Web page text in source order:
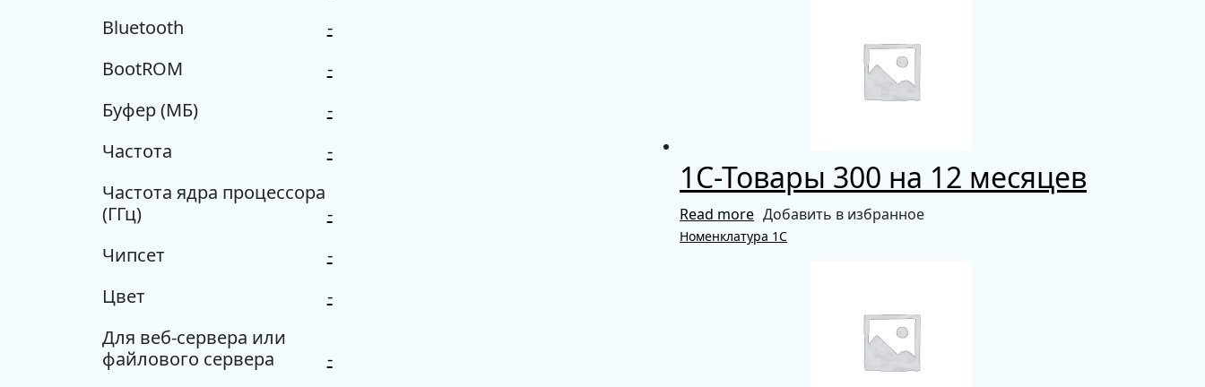
Bluetooth
-
BootROM
-
Буфер (МБ)
-
Частота
-
Частота ядра процессора
(ГГц)
-
Чипсет
-
Цвет
-
Для веб-сервера или
файлового сервера
-
1С-Товары 300 на 12 месяцев
Read more Добавить в избранное
Номенклатура 1С